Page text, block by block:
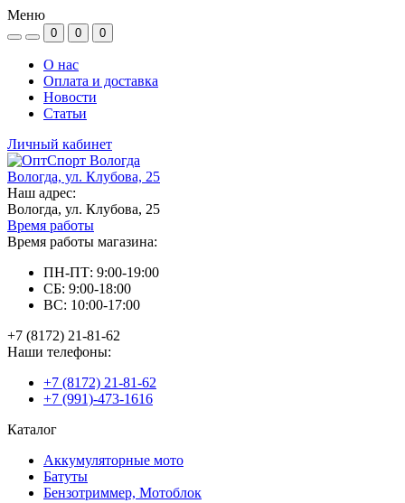
Меню
0 0 0
О нас
Оплата и доставка
Новости
Статьи
Личный кабинет
Вологда, ул. Клубова, 25
Наш адрес:
Вологда, ул. Клубова, 25
Время работы
Время работы магазина:
ПН-ПТ: 9:00-19:00
СБ: 9:00-18:00
ВС: 10:00-17:00
+7 (8172) 21-81-62
Наши телефоны:
+7 (8172) 21-81-62
+7 (991)-473-1616
Каталог
Аккумуляторные мото
Батуты
Бензотриммер, Мотоблок